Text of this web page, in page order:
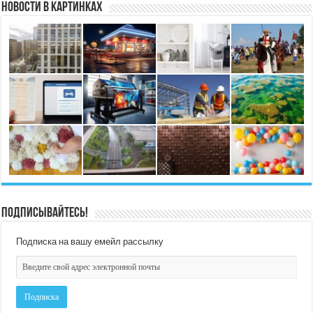
Новости в картинках
Подписывайтесь!
Подписка на вашу емейл рассылку